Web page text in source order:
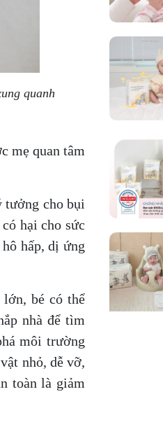
quanh
mẹ quan tâm
tưởng cho bụi
hại cho sức
hấp, dị ứng
lớn, bé có thể
nhà để tìm
môi trường
nhỏ, dễ vỡ,
toàn là giảm